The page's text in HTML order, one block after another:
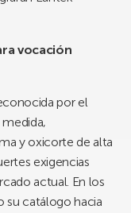
vocación
por el
y oxicorte de alta
exigencias
actual. En los
su catálogo hacia